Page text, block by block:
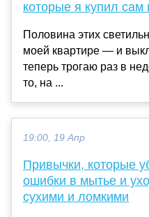
которые я купил
Половина этих
моей квартире — и
теперь трогаю раз в
то, на ...
19:00, 19 Апр
Привычки, которые
ошибки в мытье и
сухими и ломкими